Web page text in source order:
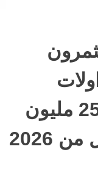
بصافي شراء يتجاوز 253 مليون
2026